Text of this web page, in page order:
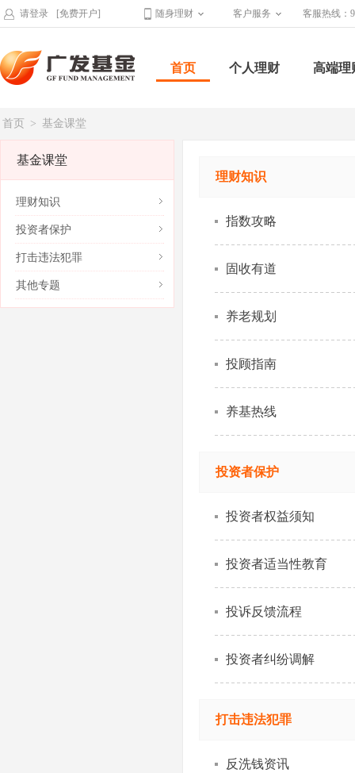
请登录 [免费开户] 随身理财 客户服务 客服热线：
首页 个人理财 高端理
首页 > 基金课堂
基金课堂
理财知识
投资者保护
打击违法犯罪
其他专题
理财知识
指数攻略
固收有道
养老规划
投顾指南
养基热线
投资者保护
投资者权益须知
投资者适当性教育
投诉反馈流程
投资者纠纷调解
打击违法犯罪
反洗钱资讯